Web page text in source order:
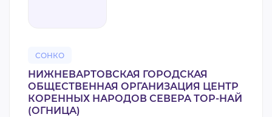
СОНКО
НИЖНЕВАРТОВСКАЯ ГОРОДСКАЯ
ОБЩЕСТВЕННАЯ ОРГАНИЗАЦИЯ ЦЕНТР
КОРЕННЫХ НАРОДОВ СЕВЕРА ТОР-НАЙ
(ОГНИЦА)